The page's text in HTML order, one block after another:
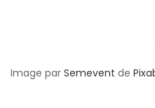
Image par Semevent de